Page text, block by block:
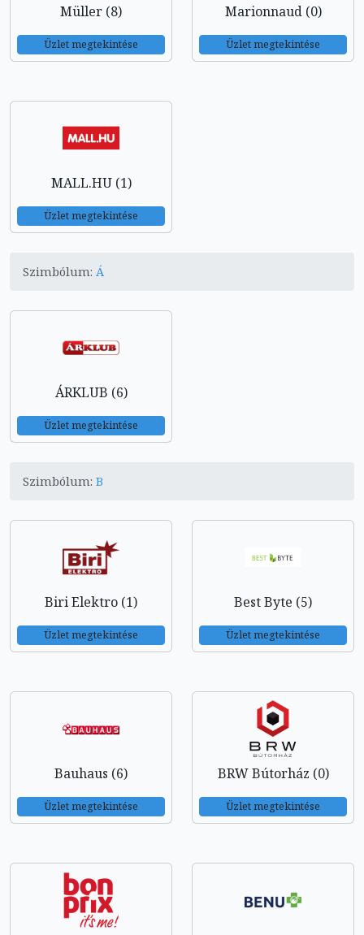
Müller (8)
Üzlet megtekintése
Marionnaud (0)
Üzlet megtekintése
MALL.HU (1)
Üzlet megtekintése
Szimbólum: Á
ÁRKLUB (6)
Üzlet megtekintése
Szimbólum: B
Biri Elektro (1)
Üzlet megtekintése
Best Byte (5)
Üzlet megtekintése
Bauhaus (6)
Üzlet megtekintése
BRW Bútorház (0)
Üzlet megtekintése